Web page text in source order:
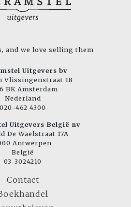
and we love selling them
Uitgevers bv
Vlissingenstraat 18
BK Amsterdam
Nederland
020-462 4300
Uitgevers België nv
De Waelstraat 17A
Antwerpen
België
03-3024210
Contact